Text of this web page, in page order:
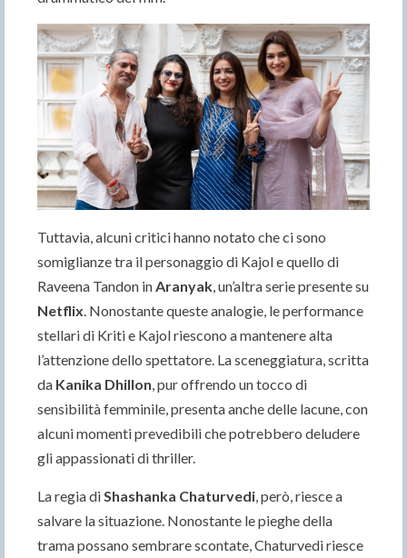
Tuttavia, alcuni critici hanno notato che ci sono
somiglianze tra il personaggio di Kajol e quello di
Raveena Tandon inAranyak, un’altra serie presente su
Netflix. Nonostante queste analogie, le performance
stellari di Kriti e Kajol riescono a mantenere alta
l’attenzione dello spettatore. La sceneggiatura, scritta
da Kanika Dhillon, pur offrendo un tocco di
sensibilità femminile, presenta anche delle lacune, con
alcuni momenti prevedibili che potrebbero deludere
gli appassionati di thriller.
La regia diShashanka Chaturvedi, però, riesce a
salvare la situazione. Nonostante le pieghe della
trama possano sembrare scontate, Chaturvedi riesce